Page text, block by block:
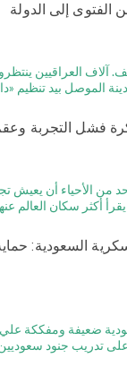
الفتوى إلى الدولة
آلاف العراقيين
الموصل بيد تنظيم
فشل التجربة وعقم
من الأحياء أن يعيش
أكثر سكان العالم
السعودية:
تدريب جنود